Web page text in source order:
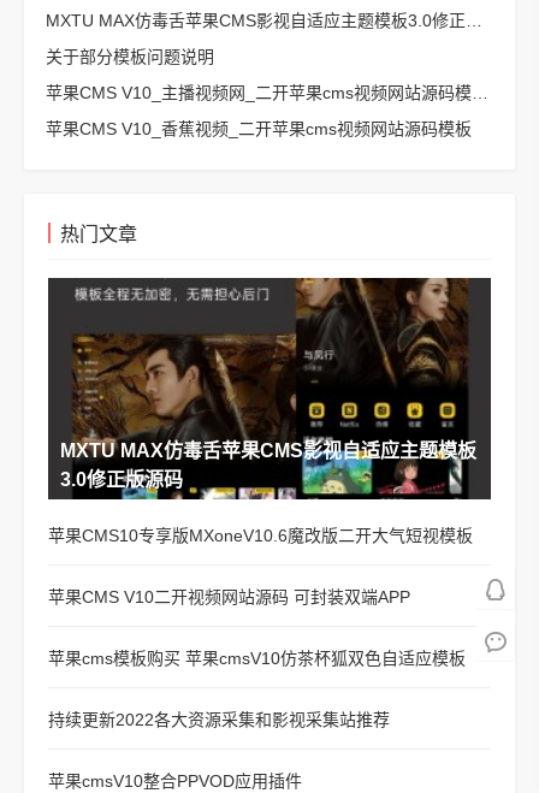
关于部分模板问题说明
苹果CMS V10_香蕉视频_二开苹果cms视频网站源码模板
热门文章
MXTU MAX仿毒舌苹果CMS影视自适应主题模板
3.0修正版源码
苹果CMS10专享版MXoneV10.6魔改版二开大气短视模板
苹果CMS V10二开视频网站源码 可封装双端APP
苹果cms模板购买 苹果cmsV10仿茶杯狐双色自适应模板
持续更新2022各大资源采集和影视采集站推荐
苹果cmsV10整合PPVOD应用插件